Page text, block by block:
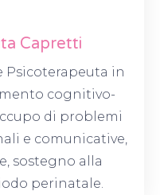
Capretti
Psicoterapeuta in
cognitivo-
di problemi
e comunicative,
sostegno alla
perinatale.